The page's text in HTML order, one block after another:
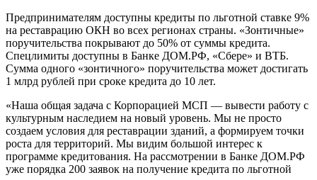
Предпринимателям доступны кредиты по льготной ставке 9%
на реставрацию ОКН во всех регионах страны. «Зонтичные»
поручительства покрывают до 50% от суммы кредита.
Спецлимиты доступны в Банке ДОМ.РФ, «Сбере» и ВТБ.
Сумма одного «зонтичного» поручительства может достигать
1 млрд рублей при сроке кредита до 10 лет.
«Наша общая задача с Корпорацией МСП — вывести работу с
культурным наследием на новый уровень. Мы не просто
создаем условия для реставрации зданий, а формируем точки
роста для территорий. Мы видим большой интерес к
программе кредитования. На рассмотрении в Банке ДОМ.PФ
уже порядка 200 заявок на получение кредита по льготной